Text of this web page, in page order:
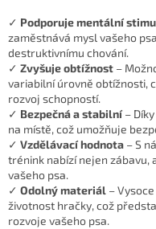
✓ Podporuje mentální
zaměstnává mysl vašeho
destruktivnímu chování.
✓ Zvyšuje obtížnost –
variabilní úrovně obtížnosti,
rozvoj schopností.
✓ Bezpečná a stabilní–
na místě, což umožňuje
✓ Vzdělávací hodnota – S
trénink nabízí nejen zábavu,
vašeho psa.
✓ Odolný materiál –
životnost hračky, což
rozvoje vašeho psa.